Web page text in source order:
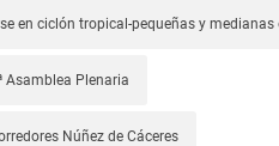
en ciclón tropical-pequeñas y
Asamblea Plenaria
Núñez de Cáceres